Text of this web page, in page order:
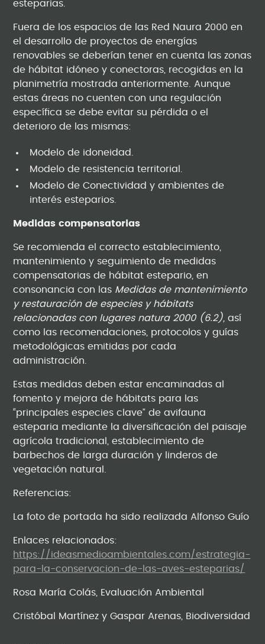
esteparias.
Fuera de los espacios de las Red Naura 2000 en
el desarrollo de proyectos de energías
renovables se deberían tener en cuenta las zonas
de hábitat idóneo y conectoras, recogidas en la
planimetría mostrada anteriormente. Aunque
estas áreas no cuenten con una regulación
específica se debe evitar su pérdida o el
deterioro de las mismas:
Modelo de idoneidad.
Modelo de resistencia territorial.
Modelo de Conectividad y ambientes de
interés esteparios.
Medidas compensatorias
Se recomienda el correcto establecimiento,
mantenimiento y seguimiento de medidas
compensatorias de hábitat estepario, en
consonancia con las Medidas de mantenimiento
y restauración de especies y hábitats
relacionadas con lugares natura 2000 (6.2), así
como las recomendaciones, protocolos y guías
metodológicas emitidas por cada
administración.
Estas medidas deben estar encaminadas al
fomento y mejora de hábitats para las
“principales especies clave” de avifauna
esteparia mediante la diversificación del paisaje
agrícola tradicional, establecimiento de
barbechos de larga duración y linderos de
vegetación natural.
Referencias:
La foto de portada ha sido realizada Alfonso Guío
Enlaces relacionados:
https://ideasmedioambientales.com/estrategia-
para-la-conservacion-de-las-aves-esteparias/
Rosa María Colás, Evaluación Ambiental
Cristóbal Martínez y Gaspar Arenas, Biodiversidad